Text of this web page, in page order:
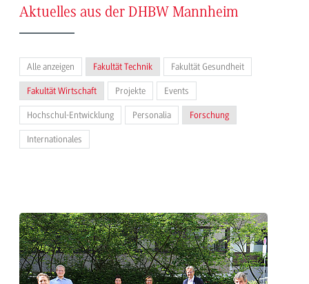
Aktuelles aus der DHBW Mannheim
Alle anzeigen Fakultät Technik Fakultät Gesundheit
Fakultät Wirtschaft Projekte Events
Hochschul-Entwicklung Personalia Forschung
Internationales